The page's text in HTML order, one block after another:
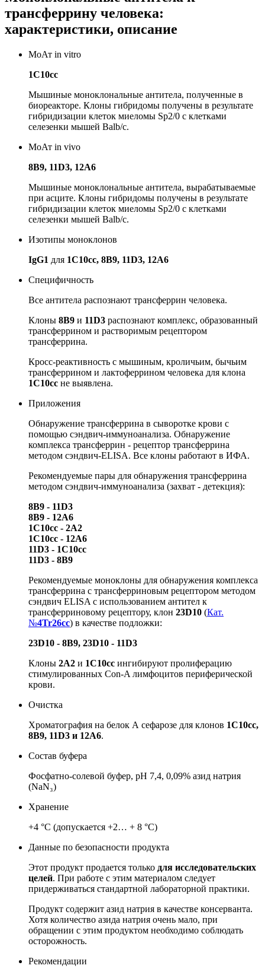
трансферрину человека:
характеристики, описание
МоАт in vitro
1C10cc
Мышиные моноклональные антитела, полученные в
биореакторе. Клоны гибридомы получены в результате
гибридизации клеток миеломы Sp2/0 с клетками
селезенки мышей Balb/c.
МоАт in vivo
8B9, 11D3, 12A6
Мышиные моноклональные антитела, вырабатываемые
при асците. Клоны гибридомы получены в результате
гибридизации клеток миеломы Sp2/0 с клетками
селезенки мышей Balb/c.
Изотипы моноклонов
IgG1 для 1C10cc, 8B9, 11D3, 12A6
Специфичность
Все антитела распознают трансферрин человека.
Клоны 8B9 и 11D3 распознают комплекс, образованный
трансферрином и растворимым рецептором
трансферрина.
Кросс-реактивность с мышиным, кроличьим, бычьим
трансферрином и лактоферрином человека для клона
1C10cc не выявлена.
Приложения
Обнаружение трансферрина в сыворотке крови с
помощью сэндвич-иммуноанализа. Обнаружение
комплекса трансферрин - рецептор трансферрина
методом сэндвич-ELISA. Все клоны работают в ИФА.
Рекомендуемые пары для обнаружения трансферрина
методом сэндвич-иммуноанализа (захват - детекция):
8B9 - 11D3
8B9 - 12A6
1C10cc - 2A2
1C10cc - 12A6
11D3 - 1C10cc
11D3 - 8B9
Рекомендуемые моноклоны для обнаружения комплекса
трансферрина с трансферриновым рецептором методом
сэндвич ELISA с использованием антител к
трансферриновому рецептору, клон 23D10 (Кат.
№4Tr26cc) в качестве подложки:
23D10 - 8B9, 23D10 - 11D3
Клоны 2A2 и 1C10cc ингибируют пролиферацию
стимулированных Con-A лимфоцитов периферической
крови.
Очистка
Хроматография на белок А сефарозе для клонов 1C10cc,
8B9, 11D3 и 12A6.
Состав буфера
Фосфатно-солевой буфер, pH 7,4, 0,09% азид натрия
(NaN₃)
Хранение
+4 °C (допускается +2… + 8 °C)
Данные по безопасности продукта
Этот продукт продается только для исследовательских
целей. При работе с этим материалом следует
придерживаться стандартной лабораторной практики.
Продукт содержит азид натрия в качестве консерванта.
Хотя количество азида натрия очень мало, при
обращении с этим продуктом необходимо соблюдать
осторожность.
Рекомендации